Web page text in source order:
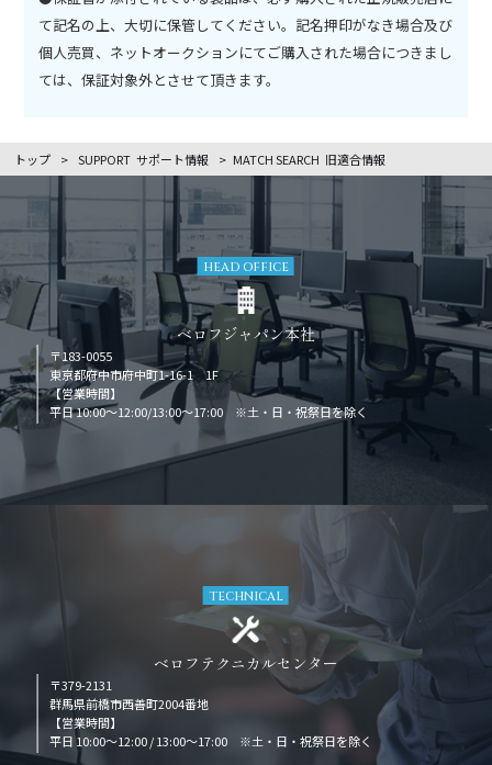
て記名の上、大切に保管してください。記名押印がなき場合及び
個人売買、ネットオークションにてご購入された場合につきまし
ては、保証対象外とさせて頂きます。
トップ > SUPPORT サポート情報 > MATCH SEARCH 旧適合情報
HEAD OFFICE
ベロフジャパン本社
〒183-0055
東京都府中市府中町1-16-1 1F
【営業時間】
平日 10:00～12:00/13:00～17:00 ※土・日・祝祭日を除く
TECHNICAL
ベロフテクニカルセンター
〒379-2131
群馬県前橋市西善町2004番地
【営業時間】
平日 10:00～12:00 / 13:00～17:00 ※土・日・祝祭日を除く